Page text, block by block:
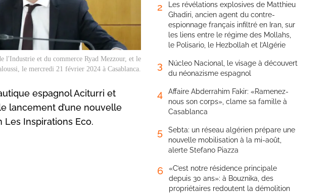
l'Industrie et du commerce Ryad Mezzour, et le
le mercredi 21 février 2024 à Casablanca.
espagnol Aciturri et
lancement d’une nouvelle
Inspirations Eco.
2
Les révélations explosives de Matthieu
Ghadiri, ancien agent du contre-
espionnage français infiltré en Iran, sur
les liens entre le régime des Mollahs,
le Polisario, le Hezbollah et l’Algérie
3
Núcleo Nacional, le visage à découvert
du néonazisme espagnol
4
Affaire Abderrahim Fakir: «Ramenez-
nous son corps», clame sa famille à
Casablanca
5
Sebta: un réseau algérien prépare une
nouvelle mobilisation à la mi-août,
alerte Stefano Piazza
6
«C’est notre résidence principale
depuis 30 ans»: à Bouznika, des
propriétaires redoutent la démolition